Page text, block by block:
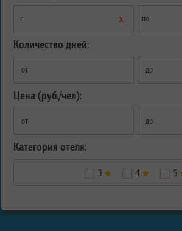
с х по
Количество дней:
от до
Цена (руб./чел):
от до
Категория отеля:
3 4 5